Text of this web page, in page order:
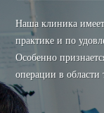
Наша клиника имеет
практике и по
Особенно
операции в области